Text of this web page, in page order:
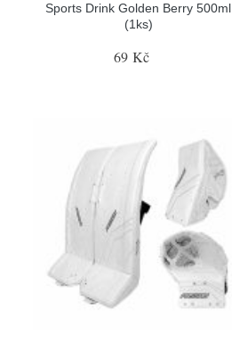
Sports Drink Golden Berry 500ml
(1ks)
69 Kč